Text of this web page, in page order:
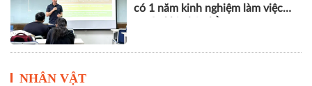
có 1 năm kinh nghiệm làm việc
NHÂN VẬT